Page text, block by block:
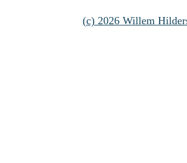
(c) 2026 Willem